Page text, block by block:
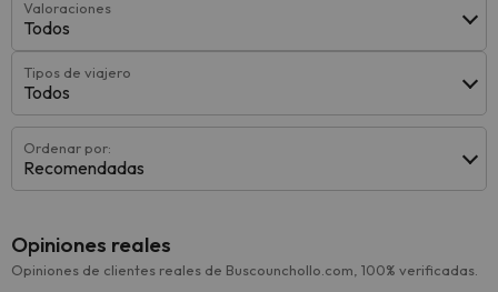
Valoraciones
Todos
Tipos de viajero
Todos
Ordenar por:
Recomendadas
Opiniones reales
Opiniones de clientes reales de Buscounchollo.com, 100% verificadas.